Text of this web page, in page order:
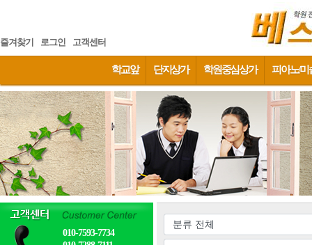
즐겨찾기 로그인 고객센터
학교앞 단지상가 학원중심상가 피아노/미
010-7593-7734